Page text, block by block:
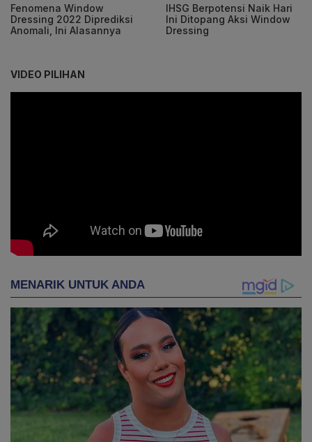
Fenomena Window
Dressing 2022 Diprediksi
Anomali, Ini Alasannya
IHSG Berpotensi Naik Hari
Ini Ditopang Aksi Window
Dressing
VIDEO PILIHAN